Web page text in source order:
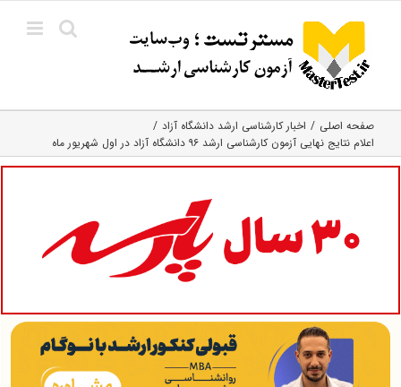
content
صفحه اصلی
اخبار کارشناسی ارشد دانشگاه آزاد
اعلام نتایج نهایی آزمون کارشناسی ارشد ۹۶ دانشگاه آزاد در اول شهریور ماه